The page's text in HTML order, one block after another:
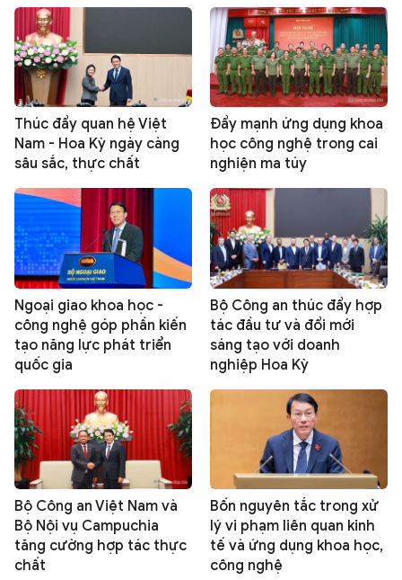
Thúc đẩy quan hệ Việt
Nam - Hoa Kỳ ngày càng
sâu sắc, thực chất
Đẩy mạnh ứng dụng khoa
học công nghệ trong cai
nghiện ma túy
Ngoại giao khoa học -
công nghệ góp phần kiến
tạo năng lực phát triển
quốc gia
Bộ Công an thúc đẩy hợp
tác đầu tư và đổi mới
sáng tạo với doanh
nghiệp Hoa Kỳ
Bộ Công an Việt Nam và
Bộ Nội vụ Campuchia
tăng cường hợp tác thực
chất
Bốn nguyên tắc trong xử
lý vi phạm liên quan kinh
tế và ứng dụng khoa học,
công nghệ